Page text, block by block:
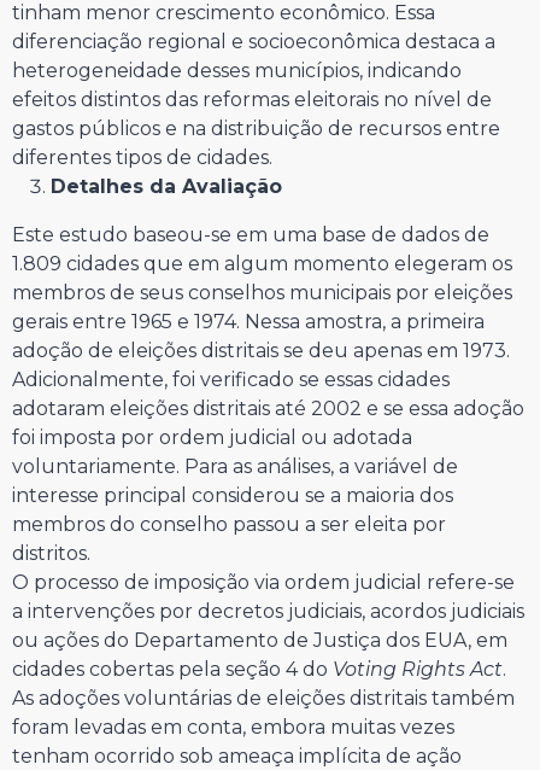
tinham menor crescimento econômico. Essa
diferenciação regional e socioeconômica destaca a
heterogeneidade desses municípios, indicando
efeitos distintos das reformas eleitorais no nível de
gastos públicos e na distribuição de recursos entre
diferentes tipos de cidades.
Detalhes da Avaliação
Este estudo baseou-se em uma base de dados de
1.809 cidades que em algum momento elegeram os
membros de seus conselhos municipais por eleições
gerais entre 1965 e 1974. Nessa amostra, a primeira
adoção de eleições distritais se deu apenas em 1973.
Adicionalmente, foi verificado se essas cidades
adotaram eleições distritais até 2002 e se essa adoção
foi imposta por ordem judicial ou adotada
voluntariamente. Para as análises, a variável de
interesse principal considerou se a maioria dos
membros do conselho passou a ser eleita por
distritos.
O processo de imposição via ordem judicial refere-se
a intervenções por decretos judiciais, acordos judiciais
ou ações do Departamento de Justiça dos EUA, em
cidades cobertas pela seção 4 do Voting Rights Act.
As adoções voluntárias de eleições distritais também
foram levadas em conta, embora muitas vezes
tenham ocorrido sob ameaça implícita de ação